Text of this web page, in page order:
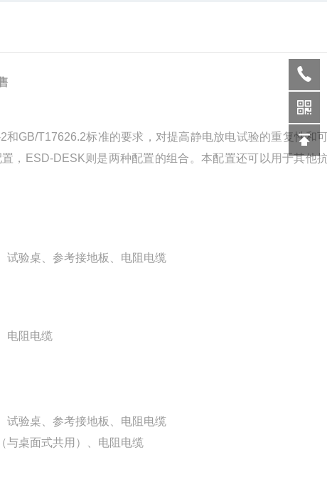
GB/T17626.2标准的要求，对提高静电放电试验的重复性和
，ESD-DESK则是两种配置的组合。本配置还可以用于其他
验桌、参考接地板、电阻电缆
电阻电缆
验桌、参考接地板、电阻电缆
与桌面式共用）、电阻电缆